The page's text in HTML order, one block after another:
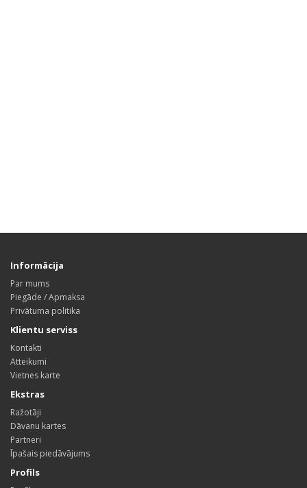
Informācija
Par mums
Piegāde / Apmaksa
Privātuma politika
Klientu serviss
Kontakti
Atteikumi
Vietnes karte
Ekstras
Ražotāji
Dāvanu kartes
Partneri
Īpašais piedāvājums
Profils